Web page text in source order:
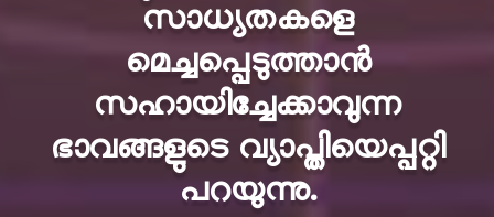
സാധ്യതകളെ
മെച്ചപ്പെടുത്താന്‍
സഹായിച്ചേക്കാവുന്ന
ഭാവങ്ങളുടെ വ്യാപ്തിയെപ്പറ്റി
പറയുന്നു.